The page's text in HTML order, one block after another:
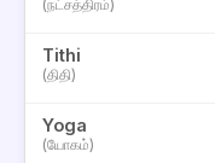
(நட்சத்திரம்)
Tithi
(திதி)
Yoga
(யோகம்)